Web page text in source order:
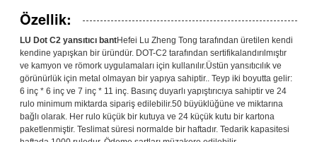
Özellik:
LU Dot C2 yansıtıcı bantHefei Lu Zheng Tong tarafından üretilen kendi
kendine yapışkan bir üründür. DOT-C2 tarafından sertifikalandırılmıştır
ve kamyon ve römork uygulamaları için kullanılır.Üstün yansıtıcılık ve
görünürlük için metal olmayan bir yapıya sahiptir.. Teyp iki boyutta gelir:
6 inç * 6 inç ve 7 inç * 11 inç. Basınç duyarlı yapıştırıcıya sahiptir ve 24
rulo minimum miktarda sipariş edilebilir.50 büyüklüğüne ve miktarına
bağlı olarak. Her rulo küçük bir kutuya ve 24 küçük kutu bir kartona
paketlenmiştir. Teslimat süresi normalde bir haftadır. Tedarik kapasitesi